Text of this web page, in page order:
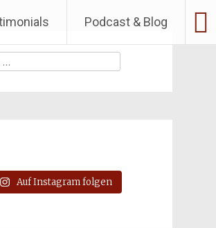
Podcast & Blog
Auf Instagram folgen